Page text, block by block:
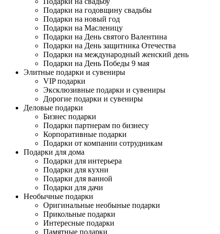
Подарки на годовщину свадьбы
Подарки на новый год
Подарки на Масленицу
Подарки на День святого Валентина
Подарки на День защитника Отечества
Подарки на международный женский день
Подарки на День Победы 9 мая
Элитные подарки и сувениры
VIP подарки
Эксклюзивные подарки и сувениры
Дорогие подарки и сувениры
Деловые подарки
Бизнес подарки
Подарки партнерам по бизнесу
Корпоративные подарки
Подарки от компании сотрудникам
Подарки для дома
Подарки для интерьера
Подарки для кухни
Подарки для ванной
Подарки для дачи
Необычные подарки
Оригинальные необыные подарки
Прикольные подарки
Интересные подарки
Памятные подарки